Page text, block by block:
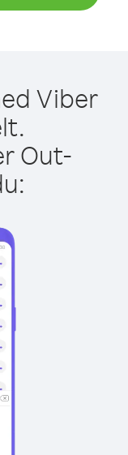
Viber
Out-